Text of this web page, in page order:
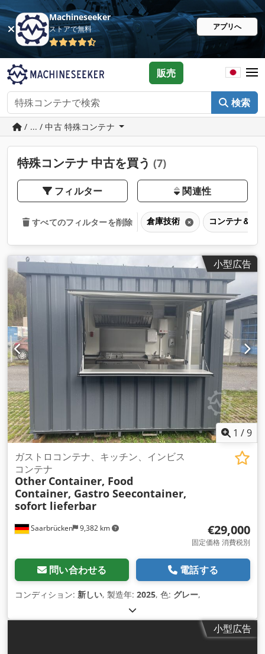
Machineseeker
ストアで無料 アプリへ
検索
販売
/ ... / 中古 特殊コンテナ
特殊コンテナ 中古を買う (7)
フィルター 関連性
すべてのフィルターを削除 倉庫技術 コンテナ＆交
小型広告
1 /9
Saarbrücken 9,382 km
ガストロコンテナ、キッチン、インビス
コンテナ
Other Container, Food
Container, Gastro Seecontainer,
sofort lieferbar
€29,000
固定価格 消費税別
問い合わせる 電話する
コンディション: 新しい, 製造年: 2025, 色: グレー,
小型広告